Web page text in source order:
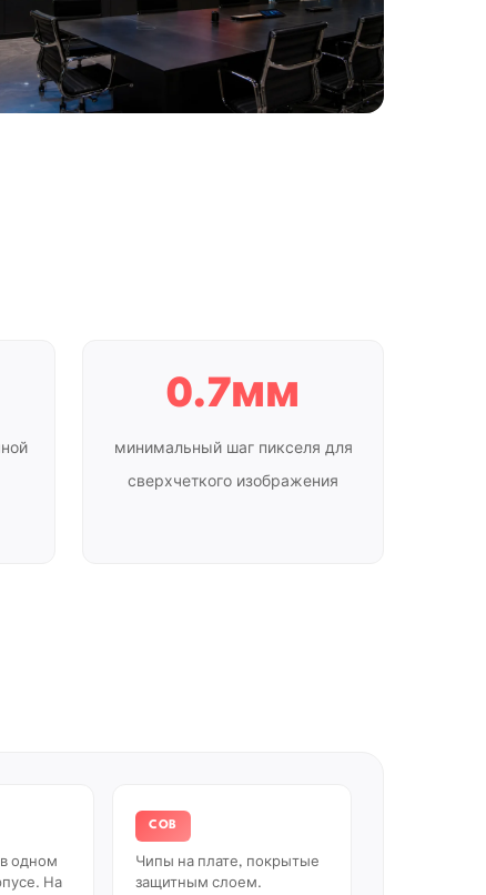
0.7мм
минимальный шаг пикселя для
сверхчеткого изображения
одном
На
COB
Чипы на плате, покрытые
защитным слоем.